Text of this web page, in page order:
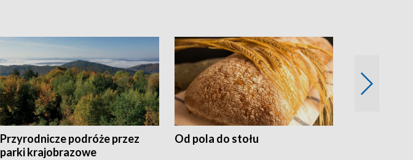
Przyrodnicze podróże przez
parki krajobrazowe
Od pola do stołu